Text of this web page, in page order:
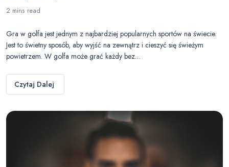
2 mins read
Gra w golfa jest jednym z najbardziej popularnych sportów na świecie.
Jest to świetny sposób, aby wyjść na zewnątrz i cieszyć się świeżym
powietrzem. W golfa może grać każdy bez…
Czytaj Dalej